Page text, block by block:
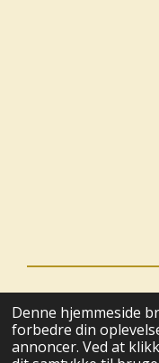
Denne hjemmeside
forbedre din
annoncer. Ved at
© 2025 - 2026
Drevet afWebador